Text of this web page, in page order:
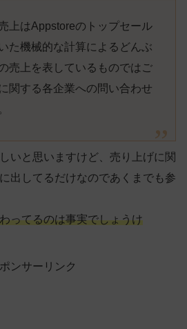
上はAppstoreのトップセール
た機械的な計算によるどんぶ
売上を表しているものではご
関する各企業への問い合わせ
いと思いますけど、売り上げに関
出してるだけなのであくまでも参
ってるのは事実でしょうけ
ンサーリンク